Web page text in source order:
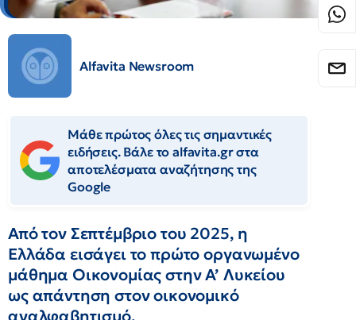
Alfavita Newsroom
Μάθε πρώτος όλες τις σημαντικές
ειδήσεις. Βάλε το alfavita.gr στα
αποτελέσματα αναζήτησης της
Google
Από τον Σεπτέμβριο του 2025, η
Ελλάδα εισάγει το πρώτο οργανωμένο
μάθημα Οικονομίας στην Α’ Λυκείου
ως απάντηση στον οικονομικό